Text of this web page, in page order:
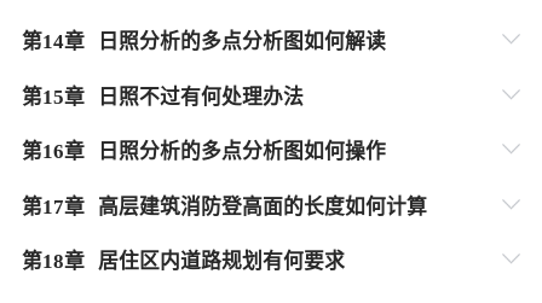
第14章 日照分析的多点分析图如何解读
第15章 日照不过有何处理办法
第16章 日照分析的多点分析图如何操作
第17章 高层建筑消防登高面的长度如何计算
第18章 居住区内道路规划有何要求